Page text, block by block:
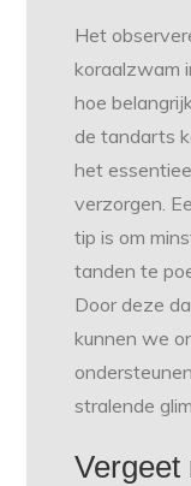
Het
koraalzwam
hoe
de tandarts
het
verzorgen.
tip is om
tanden te
Door deze
kunnen we
stralende
Vergeet